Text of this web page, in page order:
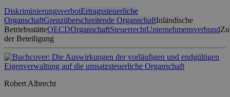
DiskriminierungsverbotErtragssteuerliche
OrganschaftGrenzüberschreitende OrganschaftInländische
BetriebsstätteOECDOrganschaftSteuerrechtUnternehmensverbund
der Beteiligung
Robert Albrecht